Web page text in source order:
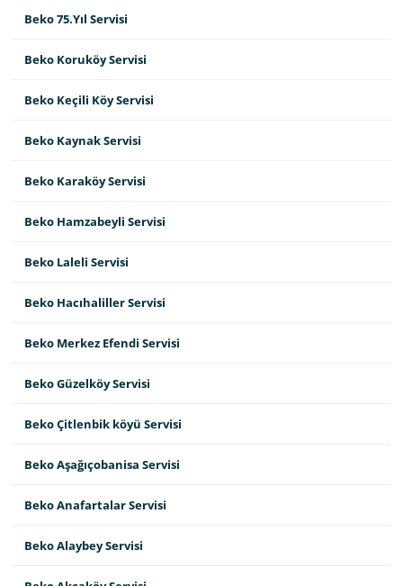
Beko 75.Yıl Servisi
Beko Koruköy Servisi
Beko Keçili Köy Servisi
Beko Kaynak Servisi
Beko Karaköy Servisi
Beko Hamzabeyli Servisi
Beko Laleli Servisi
Beko Hacıhaliller Servisi
Beko Merkez Efendi Servisi
Beko Güzelköy Servisi
Beko Çitlenbik köyü Servisi
Beko Aşağıçobanisa Servisi
Beko Anafartalar Servisi
Beko Alaybey Servisi